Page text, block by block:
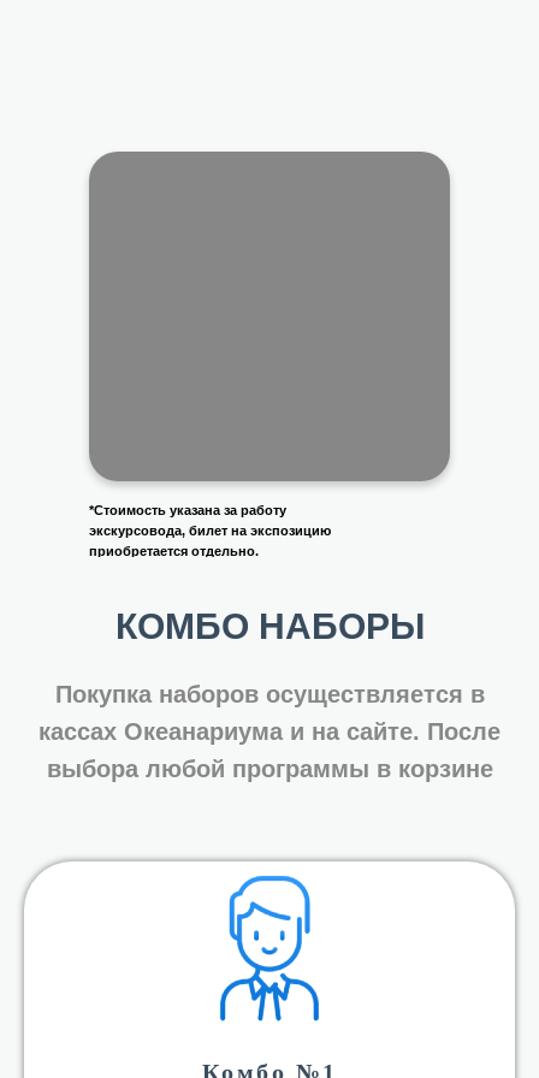
*Стоимость указана за работу
экскурсовода, билет на экспозицию
приобретается отдельно.
КОМБО НАБОРЫ
Покупка наборов осуществляется в
кассах Океанариума и на сайте. После
выбора любой программы в корзине
Комбо №1